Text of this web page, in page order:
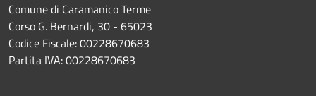
Comune di Caramanico Terme
Corso G. Bernardi, 30 - 65023
Codice Fiscale: 00228670683
Partita IVA: 00228670683